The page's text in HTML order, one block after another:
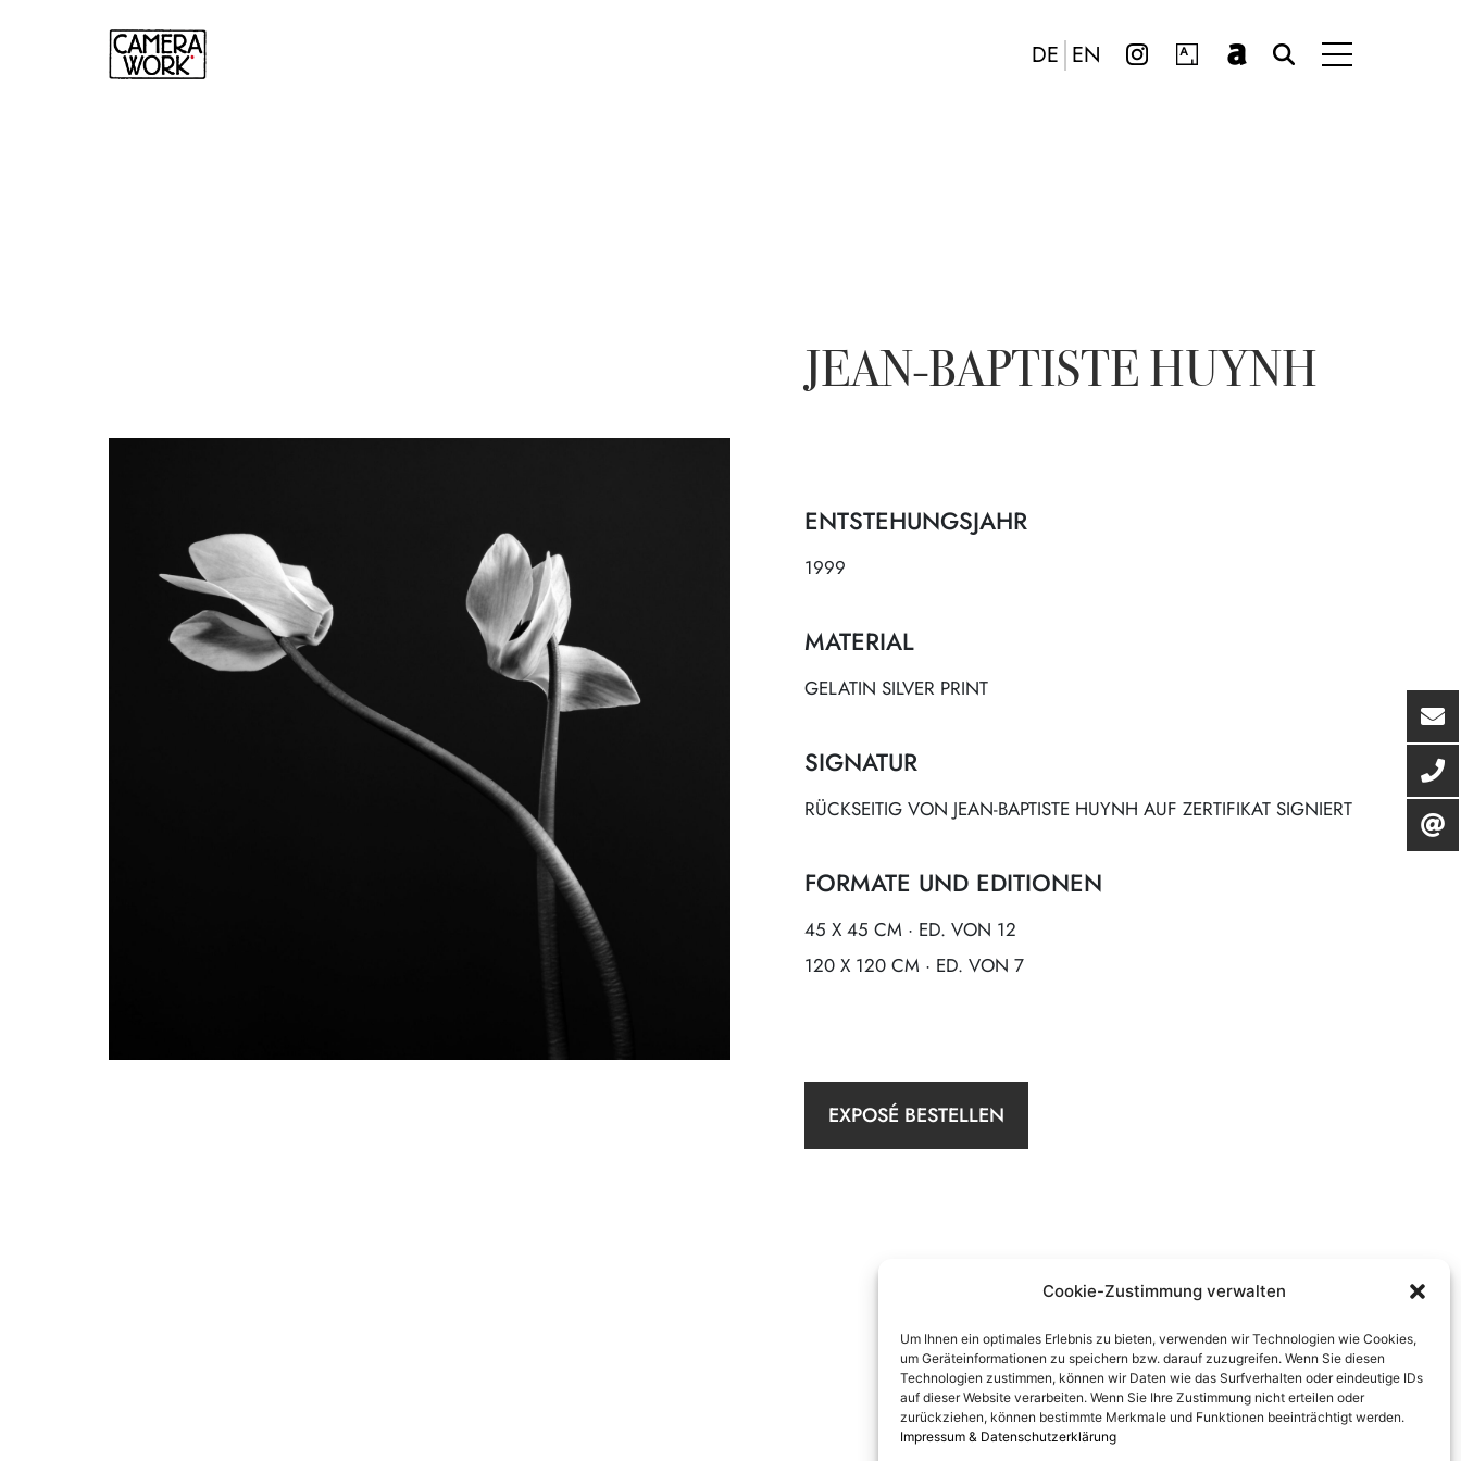
Cookie-Zustimmung verwalten
Um Ihnen ein optimales Erlebnis zu bieten, verwenden wir Technologien wie Cookies,
um Geräteinformationen zu speichern bzw. darauf zuzugreifen. Wenn Sie diesen
Technologien zustimmen, können wir Daten wie das Surfverhalten oder eindeutige IDs
auf dieser Website verarbeiten. Wenn Sie Ihre Zustimmung nicht erteilen oder
zurückziehen, können bestimmte Merkmale und Funktionen beeinträchtigt werden.
Impressum & Datenschutzerklärung
DE EN
JEAN-BAPTISTE HUYNH
ENTSTEHUNGSJAHR
1999
MATERIAL
GELATIN SILVER PRINT
SIGNATUR
RÜCKSEITIG VON JEAN-BAPTISTE HUYNH AUF ZERTIFIKAT SIGNIERT
FORMATE UND EDITIONEN
45 X 45 CM · ED. VON 12
120 X 120 CM · ED. VON 7
EXPOSÉ BESTELLEN